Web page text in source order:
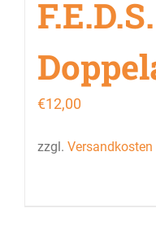
€12,00
zzgl. Versandkosten